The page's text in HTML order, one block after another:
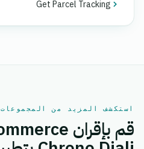
Get Parcel Tracking
استكشف المزيد من المجموعات